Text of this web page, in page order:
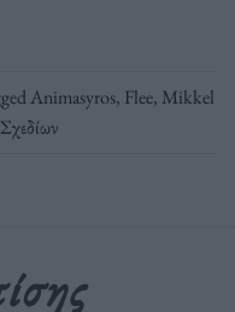
Animasyros, Flee, Mikkel